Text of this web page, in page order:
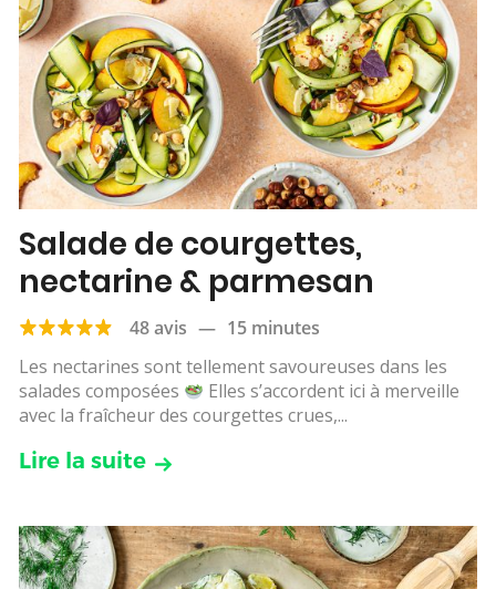
Salade de courgettes,
nectarine & parmesan
48 avis — 15 minutes
Les nectarines sont tellement savoureuses dans les
salades composées
Elles s’accordent ici à merveille
avec la fraîcheur des courgettes crues,...
Lire la suite